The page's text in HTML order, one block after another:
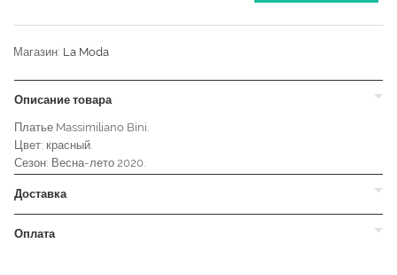
Магазин: La Moda
Описание товара
Платье Massimiliano Bini.
Цвет: красный.
Сезон: Весна-лето 2020.
Доставка
Оплата